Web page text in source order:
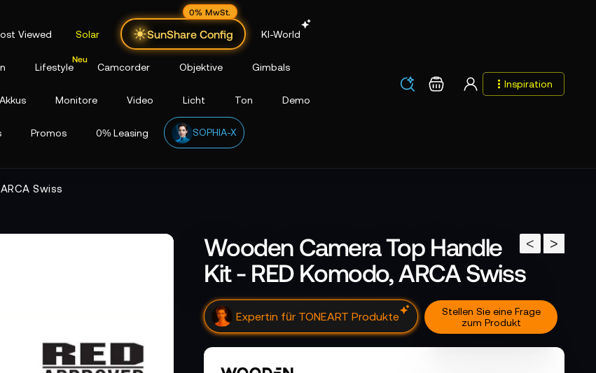
Viewed Solar SunShare Config
0% MwSt.
KI-World
Lifestyle Camcorder Objektive Gimbals
Akkus Monitore Video Licht Ton Demo
Promos 0% Leasing SOPHIA-X
Los Warenkorb Inspiration
Swiss
>
<
Wooden Camera Top Handle
Kit - RED Komodo, ARCA Swiss
Expertin für TONEART Produkte
Stellen Sie eine Frage
zum Produkt